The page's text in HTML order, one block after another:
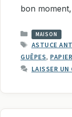
bon
CATÉGORIES
MAISON
ÉTIQUETTES
ASTUCE
GUÊPES,
LAISSER UN